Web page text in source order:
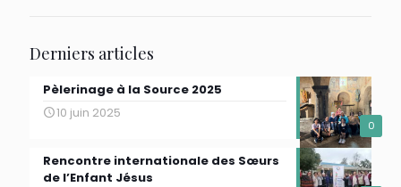
Derniers articles
0
Pèlerinage à la Source 2025
10 juin 2025
Rencontre internationale des Sœurs
de l’Enfant Jésus